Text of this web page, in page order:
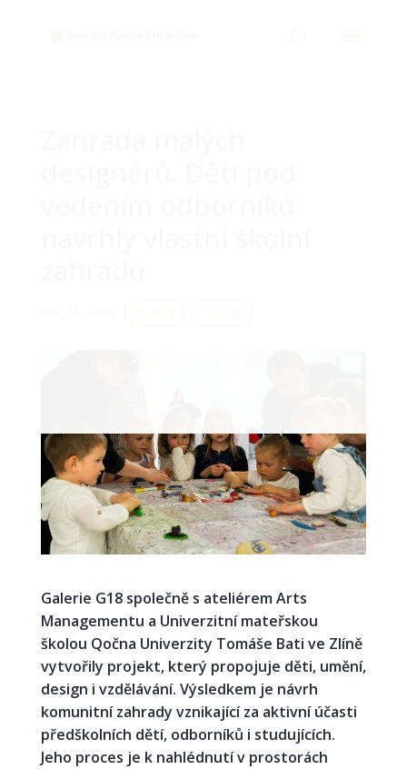
Galerie G18 společně s ateliérem Arts
Managementu a Univerzitní mateřskou
školou Qočna Univerzity Tomáše Bati ve Zlíně
vytvořily projekt, který propojuje děti, umění,
design i vzdělávání. Výsledkem je návrh
komunitní zahrady vznikající za aktivní účasti
předškolních dětí, odborníků i studujících.
Jeho proces je k nahlédnutí v prostorách